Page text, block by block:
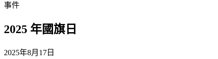
事件
2025 年國旗日
2025年8月17日